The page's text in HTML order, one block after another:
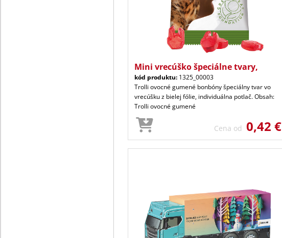
Mini vrecúško špeciálne tvary,
kód produktu: 1325_00003
Trolli ovocné gumené bonbóny špeciálny tvar vo
vrecúšku z bielej fólie, individuálna potlač. Obsah:
Trolli ovocné gumené
Cena od 0,42 €